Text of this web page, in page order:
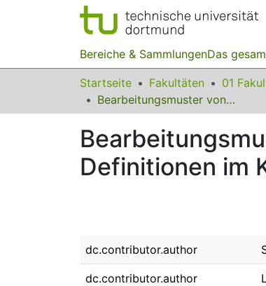
Bereiche & SammlungenDas
Startseite Fakultäten
Bearbeitungsmuster von Studierenden im Umgang mit formalen Definitionen im Kontext konstanter Folgen
Definitionen im
dc.contributor.author
dc.contributor.author